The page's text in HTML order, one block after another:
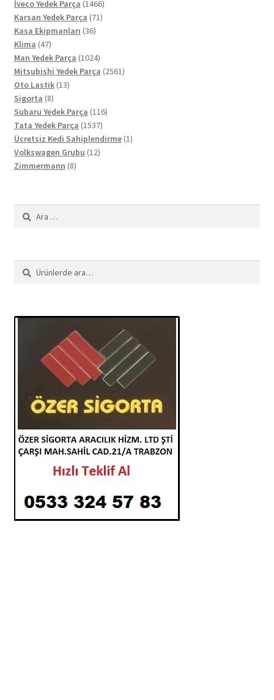
ürün
İveco Yedek Parça 14661466
ürün
Karsan Yedek Parça 7171
Kasa Ekipmanları 3636
Klima 4747
ürün
Man Yedek Parça 10241024
ürün
Mitsubishi Yedek Parça 25612561
Oto Lastik 1313
Sigorta 88
ürün
Subaru Yedek Parça 116116
Tata Yedek Parça 15371537
ürün
Ücretsiz Kedi Sahiplendirme 11
Volkswagen Grubu 1212
Zimmermann 88
Arama:
Ara:
Ara